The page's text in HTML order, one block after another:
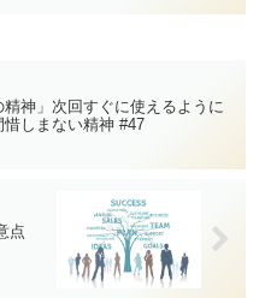
精神」次回すぐに使えるように
惜しまない精神 #47
点